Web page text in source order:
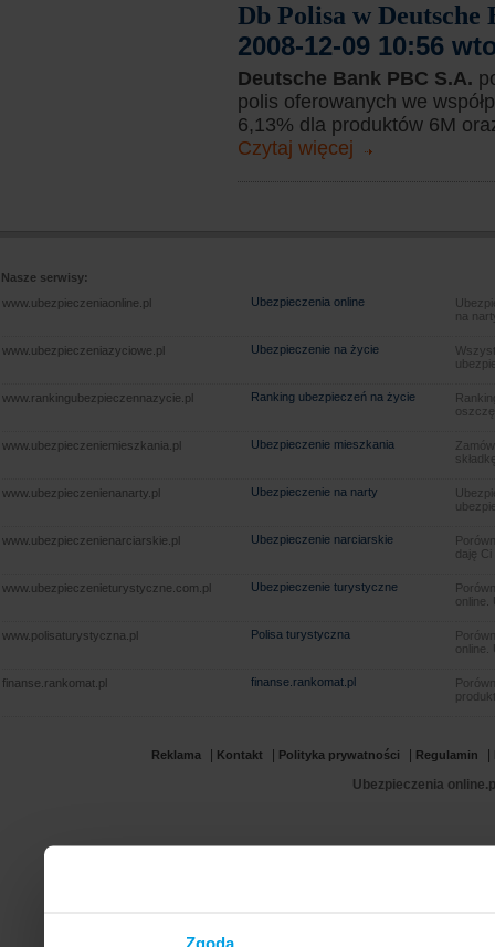
Zgoda
Db Polisa w
2008-12-09 10:56
Deutsche Bank PBC S.A.
polis oferowanych we
6,13% dla produktów 6M
Czytaj więcej
Nasze serwisy:
www.ubezpieczeniaonline.pl
Ubezpieczenia online
na
www.ubezpieczeniazyciowe.pl Ubezpieczenie na życie
www.rankingubezpieczennazycie.pl Ranking ubezpieczeń na życie
www.ubezpieczeniemieszkania.pl Ubezpieczenie mieszkania
www.ubezpieczenienanarty.pl Ubezpieczenie na narty
www.ubezpieczenienarciarskie.pl Ubezpieczenie narciarskie
daję
www.ubezpieczenieturystyczne.com.pl Ubezpieczenie turystyczne
www.polisaturystyczna.pl Polisa turystyczna
finanse.rankomat.pl finanse.rankomat.pl
Reklama Kontakt Polityka prywatności Regulamin
Ubezpieczenia